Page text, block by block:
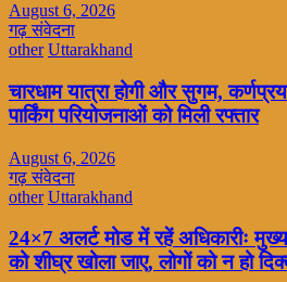
August 6, 2026
गढ़ संवेदना
other Uttarakhand
चारधाम यात्रा होगी और सुगम,
पार्किंग परियोजनाओं को मिली रफ्तार
August 6, 2026
गढ़ संवेदना
other Uttarakhand
24×7 अलर्ट मोड में रहें अधिकारीः
को शीघ्र खोला जाए, लोगों को न हो